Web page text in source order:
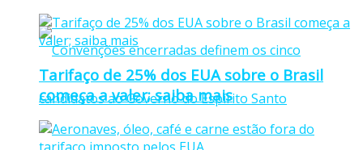
Tarifaço de 25% dos EUA sobre o Brasil
começa a valer; saiba mais